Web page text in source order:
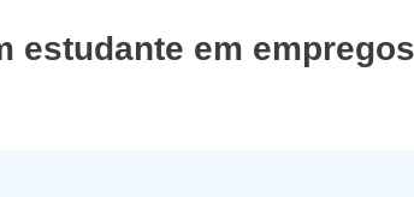
estudante em